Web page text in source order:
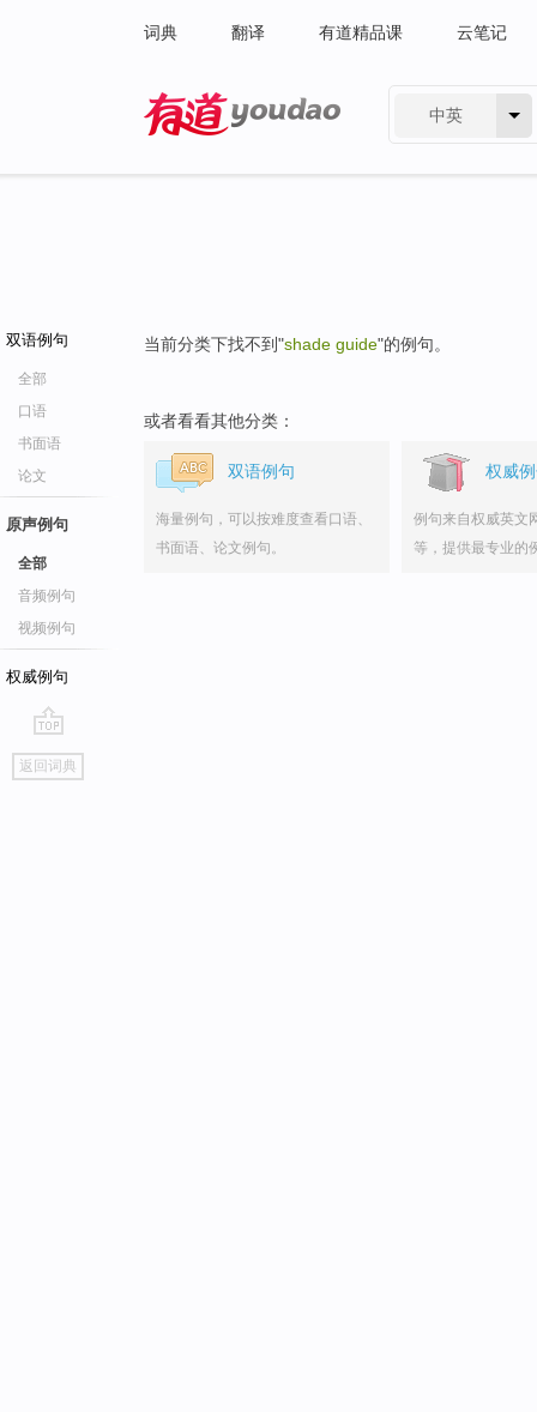
词典 翻译 有道精品课 云笔记
中英
双语例句
全部
口语
书面语
论文
原声例句
全部
音频例句
视频例句
权威例句
go
top
返回词典
当前分类下找不到"shade guide"的例句。
或者看看其他分类：
双语例句
海量例句，可以按难度查看口语、
书面语、论文例句。
权威
例句来自权威英文
等，提供最专业的